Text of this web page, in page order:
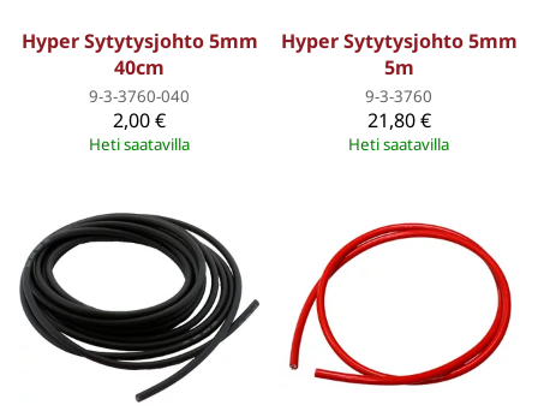
Hyper Sytytysjohto 5mm
40cm
9-3-3760-040
2,00 €
Heti saatavilla
Hyper Sytytysjohto 5mm
5m
9-3-3760
21,80 €
Heti saatavilla